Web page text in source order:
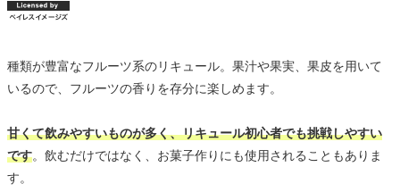
種類が豊富なフルーツ系のリキュール。果汁や果実、果皮を用いて
いるので、フルーツの香りを存分に楽しめます。
甘くて飲みやすいものが多く、リキュール初心者でも挑戦しやすい
です。飲むだけではなく、お菓子作りにも使用されることもありま
す。